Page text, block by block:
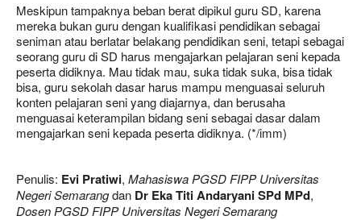
Meskipun tampaknya beban berat dipikul guru SD, karena
mereka bukan guru dengan kualifikasi pendidikan sebagai
seniman atau berlatar belakang pendidikan seni, tetapi sebagai
seorang guru di SD harus mengajarkan pelajaran seni kepada
peserta didiknya. Mau tidak mau, suka tidak suka, bisa tidak
bisa, guru sekolah dasar harus mampu menguasai seluruh
konten pelajaran seni yang diajarnya, dan berusaha
menguasai keterampilan bidang seni sebagai dasar dalam
mengajarkan seni kepada peserta didiknya. (*/imm)
Penulis: Evi Pratiwi, Mahasiswa PGSD FIPP Universitas
Negeri Semarangdan Dr Eka Titi Andaryani SPd MPd,
Dosen PGSD FIPP Universitas Negeri Semarang